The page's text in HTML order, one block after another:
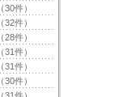
（30件）
（32件）
（28件）
（31件）
（31件）
（30件）